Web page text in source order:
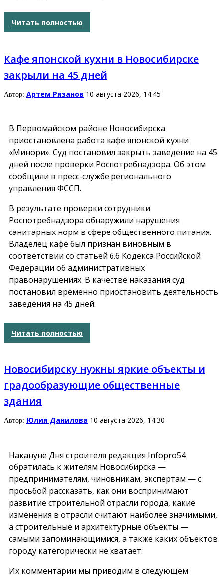
Читать полностью
Кафе японской кухни в Новосибирске
закрыли на 45 дней
Автор: Артем Рязанов 10 августа 2026, 14:45
В Первомайском районе Новосибирска
приостановлена работа кафе японской кухни
«Минори». Суд постановил закрыть заведение на 45
дней после проверки Роспотребнадзора. Об этом
сообщили в пресс-службе регионального
управления ФССП.
В результате проверки сотрудники
Роспотребнадзора обнаружили нарушения
санитарных норм в сфере общественного питания.
Владелец кафе был признан виновным в
соответствии со статьёй 6.6 Кодекса Российской
Федерации об административных
правонарушениях. В качестве наказания суд
постановил временно приостановить деятельность
заведения на 45 дней.
Читать полностью
Новосибирску нужны яркие объекты и
градообразующие общественные
здания
Автор: Юлия Данилова 10 августа 2026, 14:30
Накануне Дня строителя редакция Infopro54
обратилась к жителям Новосибирска —
предпринимателям, чиновникам, экспертам — с
просьбой рассказать, как они воспринимают
развитие строительной отрасли города, какие
изменения в отрасли считают наиболее значимыми,
а строительные и архитектурные объекты —
самыми запоминающимися, а также каких объектов
городу категорически не хватает.
Их комментарии мы приводим в следующем